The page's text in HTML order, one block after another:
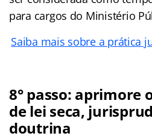
para cargos do Ministério
Saiba mais sobre a prática
8° passo: aprimore
de lei seca,
doutrina